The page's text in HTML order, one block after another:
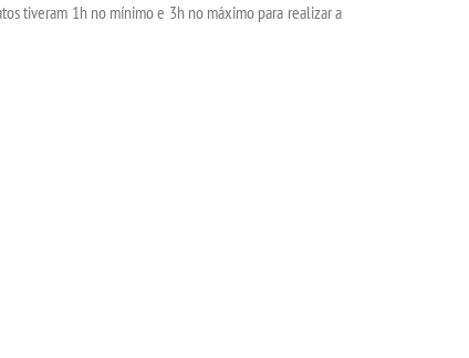
tiveram 1h no mínimo e 3h no máximo para realizar a